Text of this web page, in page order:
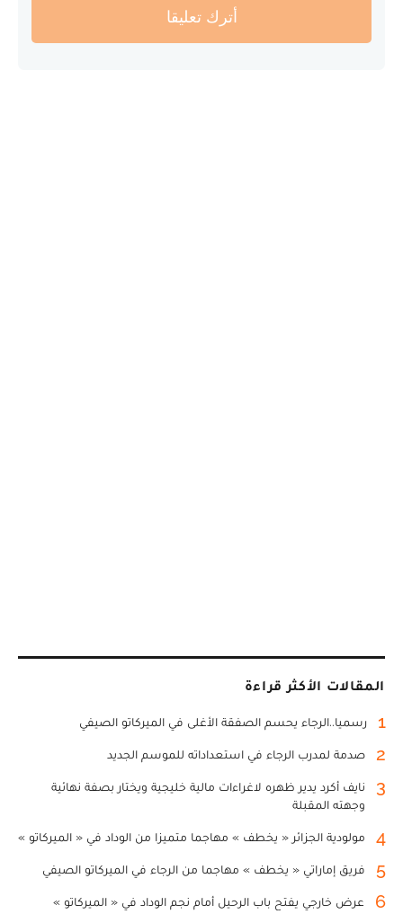
أترك تعليقا
المقالات الأكثر قراءة
1 رسميا..الرجاء يحسم الصفقة الأغلى في الميركاتو الصيفي
2 صدمة لمدرب الرجاء في استعداداته للموسم الجديد
3
نايف أكرد يدير ظهره لاغراءات مالية خليجية ويختار بصفة نهائية
وجهته المقبلة
4 مولودية الجزائر « يخطف » مهاجما متميزا من الوداد في « الميركاتو »
5 فريق إماراتي « يخطف » مهاجما من الرجاء في الميركاتو الصيفي
6 عرض خارجي يفتح باب الرحيل أمام نجم الوداد في « الميركاتو »